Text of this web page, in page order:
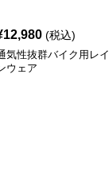
12,980 (税込)
気性抜群バイク用レイ
ウェア